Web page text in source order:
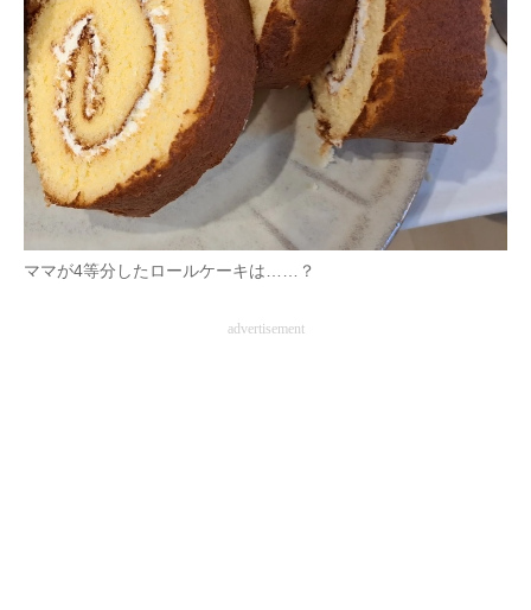
ママが4等分したロールケーキは……？
advertisement